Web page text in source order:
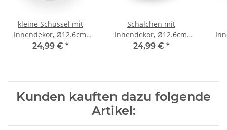
kleine Schüssel mit
Innendekor, Ø12.6cm,
H=4.7cm, V=0.25 Liter,
24,99 € *
Schälchen mit
Innendekor, Ø12.6cm,
H=4.7cm, V=0.25 Liter,
24,99 € *
Kunden kauften dazu folgende
Artikel: